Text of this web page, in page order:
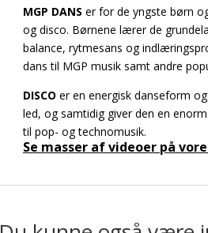
MGP DANSer for de yngste børn
og disco. Børnene lærer de
balance, rytmesans og
dans til MGP musik samt andre
DISCOer en energisk danseform
led, og samtidig giver den en
til pop- og technomusik.
Se masser af videoer på